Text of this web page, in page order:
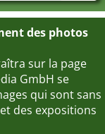
des photos
sur la page
GmbH se
qui sont sans
des expositions
de foire